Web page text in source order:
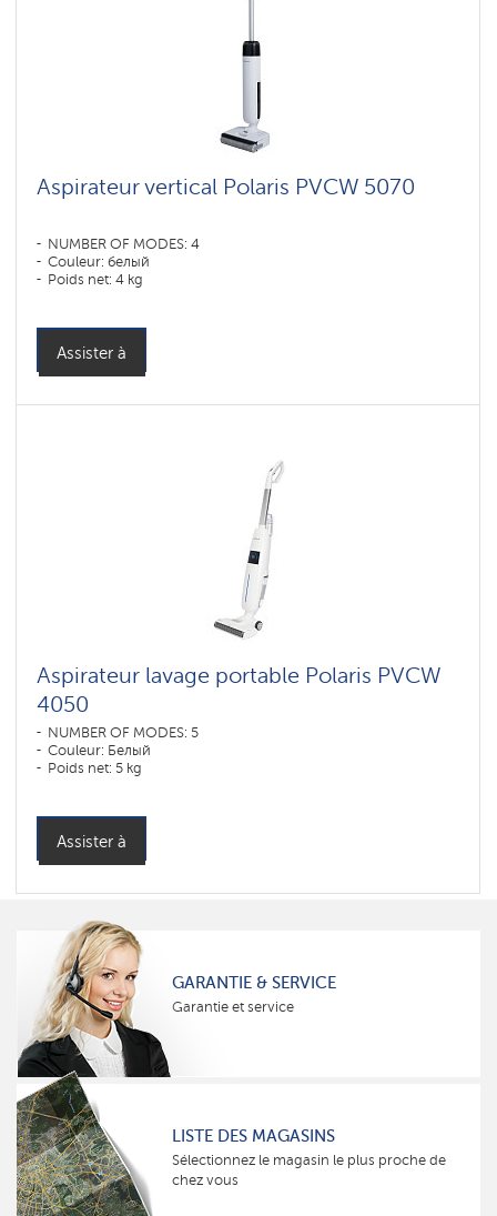
Aspirateur vertical Polaris PVCW 5070
NUMBER OF MODES: 4
Couleur: белый
Poids net: 4 kg
Assister à
Aspirateur lavage portable Polaris PVCW
4050
NUMBER OF MODES: 5
Couleur: Белый
Poids net: 5 kg
Assister à
GARANTIE & SERVICE
Garantie et service
LISTE DES MAGASINS
Sélectionnez le magasin le plus proche de
chez vous